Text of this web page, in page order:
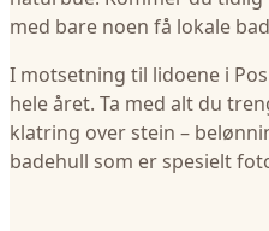
med bare noen få lokale
I motsetning til lidoene i
hele året. Ta med alt du
klatring over stein –
badehull som er spesielt